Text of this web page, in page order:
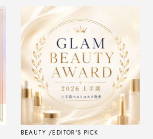
BEAUTY EDITOR'S PICK